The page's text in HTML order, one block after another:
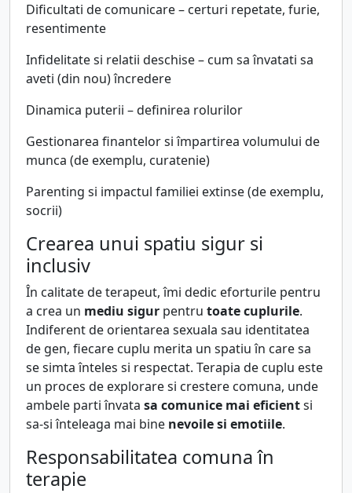
Dificultati de comunicare – certuri repetate, furie,
resentimente
Infidelitate si relatii deschise – cum sa învatati sa
aveti (din nou) încredere
Dinamica puterii – definirea rolurilor
Gestionarea finantelor si împartirea volumului de
munca (de exemplu, curatenie)
Parenting si impactul familiei extinse (de exemplu,
socrii)
Crearea unui spatiu sigur si
inclusiv
În calitate de terapeut, îmi dedic eforturile pentru
a crea un mediu sigur pentru toate cuplurile.
Indiferent de orientarea sexuala sau identitatea
de gen, fiecare cuplu merita un spatiu în care sa
se simta înteles si respectat. Terapia de cuplu este
un proces de explorare si crestere comuna, unde
ambele parti învata sa comunice mai eficientsi
sa-si înteleaga mai bine nevoile si emotiile.
Responsabilitatea comuna în
terapie